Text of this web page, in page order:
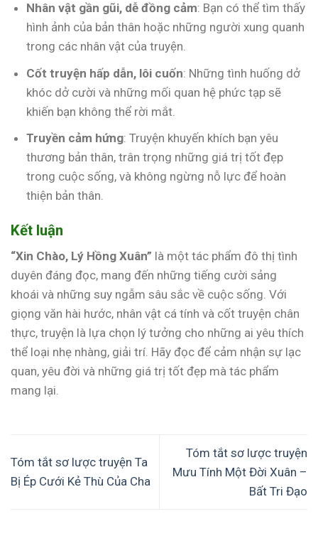
Nhân vật gần gũi, dễ đồng cảm: Bạn có thể tìm thấy
hình ảnh của bản thân hoặc những người xung quanh
trong các nhân vật của truyện.
Cốt truyện hấp dẫn, lôi cuốn: Những tình huống dở
khóc dở cười và những mối quan hệ phức tạp sẽ
khiến bạn không thể rời mắt.
Truyền cảm hứng: Truyện khuyến khích bạn yêu
thương bản thân, trân trọng những giá trị tốt đẹp
trong cuộc sống, và không ngừng nỗ lực để hoàn
thiện bản thân.
Kết luận
“Xin Chào, Lý Hồng Xuân” là một tác phẩm đô thị tình
duyên đáng đọc, mang đến những tiếng cười sảng
khoái và những suy ngẫm sâu sắc về cuộc sống. Với
giọng văn hài hước, nhân vật cá tính và cốt truyện chân
thực, truyện là lựa chọn lý tưởng cho những ai yêu thích
thể loại nhẹ nhàng, giải trí. Hãy đọc để cảm nhận sự lạc
quan, yêu đời và những giá trị tốt đẹp mà tác phẩm
mang lại.
Tóm tắt sơ lược truyện Ta
Bị Ép Cưới Kẻ Thù Của Cha
Tóm tắt sơ lược truyện
Mưu Tính Một Đời Xuân –
Bất Tri Đạo